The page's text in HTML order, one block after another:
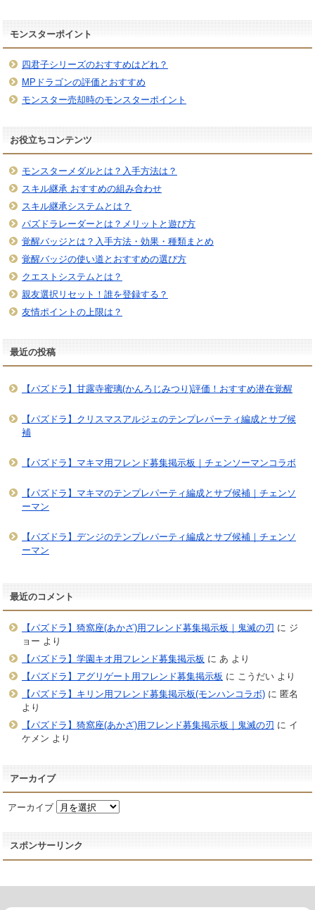
モンスターポイント
四君子シリーズのおすすめはどれ？
MPドラゴンの評価とおすすめ
モンスター売却時のモンスターポイント
お役立ちコンテンツ
モンスターメダルとは？入手方法は？
スキル継承 おすすめの組み合わせ
スキル継承システムとは？
パズドラレーダーとは？メリットと遊び方
覚醒バッジとは？入手方法・効果・種類まとめ
覚醒バッジの使い道とおすすめの選び方
クエストシステムとは？
親友選択リセット！誰を登録する？
友情ポイントの上限は？
最近の投稿
【パズドラ】甘露寺蜜璃(かんろじみつり)評価！おすすめ潜在覚醒
【パズドラ】クリスマスアルジェのテンプレパーティ編成とサブ候
補
【パズドラ】マキマ用フレンド募集掲示板｜チェンソーマンコラボ
【パズドラ】マキマのテンプレパーティ編成とサブ候補｜チェンソ
ーマン
【パズドラ】デンジのテンプレパーティ編成とサブ候補｜チェンソ
ーマン
最近のコメント
【パズドラ】猗窩座(あかざ)用フレンド募集掲示板｜鬼滅の刃 に ジ
ョー より
【パズドラ】学園キオ用フレンド募集掲示板 に あ より
【パズドラ】アグリゲート用フレンド募集掲示板 に こうだいより
【パズドラ】キリン用フレンド募集掲示板(モンハンコラボ)に 匿名
より
【パズドラ】猗窩座(あかざ)用フレンド募集掲示板｜鬼滅の刃 に イ
ケメン より
アーカイブ
アーカイブ
スポンサーリンク